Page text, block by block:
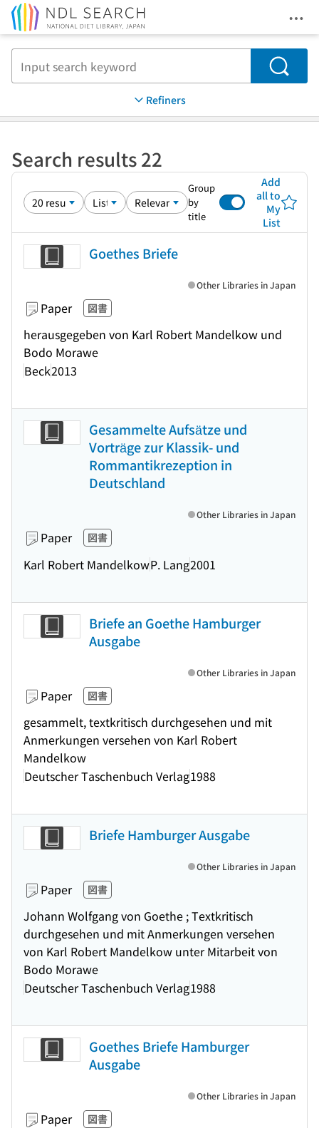
Search
Refiners
Search results 22
Group
by
title
Add
all to
My
List
Goethes Briefe
Paper 図書
herausgegeben von Karl Robert Mandelkow und
Bodo Morawe
Beck2013
Other Libraries in Japan
Gesammelte Aufsätze und
Vorträge zur Klassik- und
Rommantikrezeption in
Deutschland
Paper 図書
Karl Robert MandelkowP. Lang2001
Other Libraries in Japan
Briefe an Goethe Hamburger
Ausgabe
Paper 図書
gesammelt, textkritisch durchgesehen und mit
Anmerkungen versehen von Karl Robert
Mandelkow
Deutscher Taschenbuch Verlag1988
Other Libraries in Japan
Briefe Hamburger Ausgabe
Paper 図書
Johann Wolfgang von Goethe ; Textkritisch
durchgesehen und mit Anmerkungen versehen
von Karl Robert Mandelkow unter Mitarbeit von
Bodo Morawe
Deutscher Taschenbuch Verlag1988
Other Libraries in Japan
Goethes Briefe Hamburger
Ausgabe
Paper 図書
Other Libraries in Japan